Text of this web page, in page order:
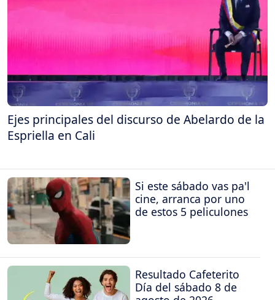
Ejes principales del discurso de Abelardo de la
Espriella en Cali
Si este sábado vas pa'l
cine, arranca por uno
de estos 5 peliculones
Resultado Cafeterito
Día del sábado 8 de